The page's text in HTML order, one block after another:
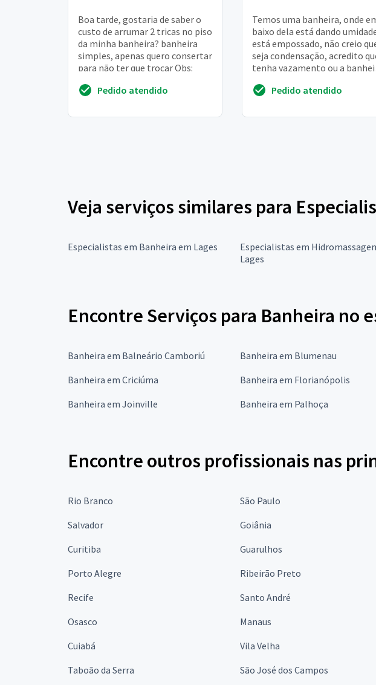
Boa tarde, gostaria de saber o
custo de arrumar 2 tricas no piso
da minha banheira? banheira
simples, apenas quero consertar
para não ter que trocar Obs:
Pedido atendido
Temos uma banheira, onde
baixo dela está dando
está empossado, não creio
seja condensação, acredito
tenha vazamento ou a
Pedido atendido
Veja serviços similares para
Especialistas em Banheira em Lages
Especialistas em
Lages
Encontre Serviços para Banheira no
Banheira em Balneário Camboriú Banheira em Blumenau
Banheira em Criciúma
Banheira em Florianópolis
Banheira em Joinville
Banheira em Palhoça
Encontre outros profissionais nas
Rio Branco São Paulo
Salvador
Goiânia
Curitiba
Guarulhos
Porto Alegre
Ribeirão Preto
Recife
Santo André
Osasco
Manaus
Cuiabá
Vila Velha
Taboão da Serra
São José dos Campos